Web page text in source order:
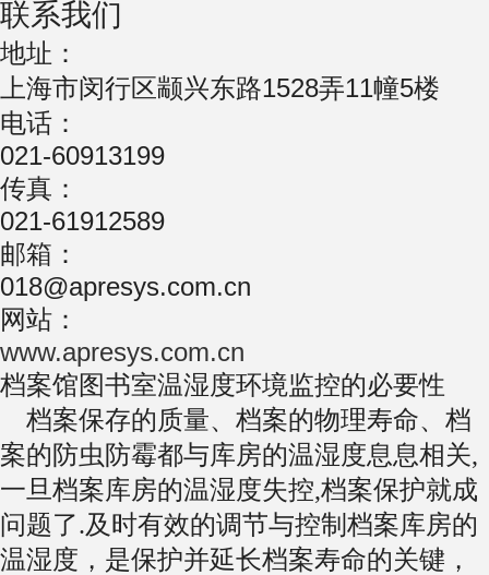
联系我们
地址：
上海市闵行区颛兴东路1528弄11幢5楼
电话：
021-60913199
传真：
021-61912589
邮箱：
018@apresys.com.cn
网站：
www.apresys.com.cn
档案馆图书室温湿度环境监控的必要性
档案保存的质量、档案的物理寿命、档
案的防虫防霉都与库房的温湿度息息相关,
一旦档案库房的温湿度失控,档案保护就成
问题了.及时有效的调节与控制档案库房的
温湿度，是保护并延长档案寿命的关键，